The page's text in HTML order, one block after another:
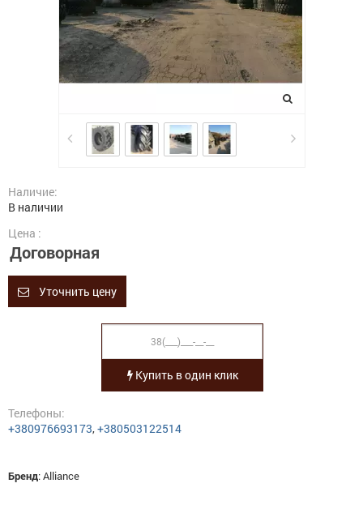
Наличие:
В наличии
Цена :
Договорная
Уточнить цену
Купить в один клик
Телефоны:
+380976693173,+380503122514
Бренд:Alliance